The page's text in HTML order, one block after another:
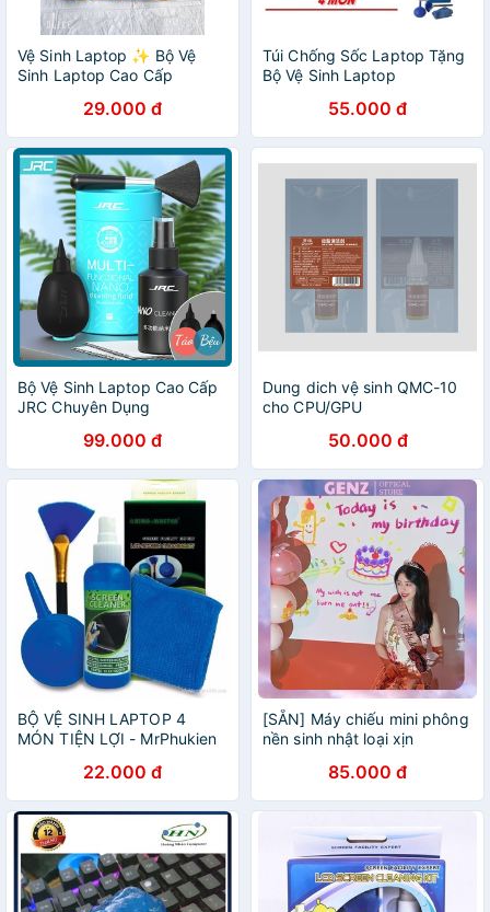
Vệ Sinh Laptop ✨ Bộ Vệ
Sinh Laptop Cao Cấp
Macbook Máy ảnh Màn hình
29.000 đ
Túi Chống Sốc Laptop Tặng
Bộ Vệ Sinh Laptop
55.000 đ
Bộ Vệ Sinh Laptop Cao Cấp
JRC Chuyên Dụng
99.000 đ
Dung dich vệ sinh QMC-10
cho CPU/GPU
50.000 đ
BỘ VỆ SINH LAPTOP 4
MÓN TIỆN LỢI - MrPhukien
22.000 đ
[SẴN] Máy chiếu mini phông
nền sinh nhật loại xịn
85.000 đ